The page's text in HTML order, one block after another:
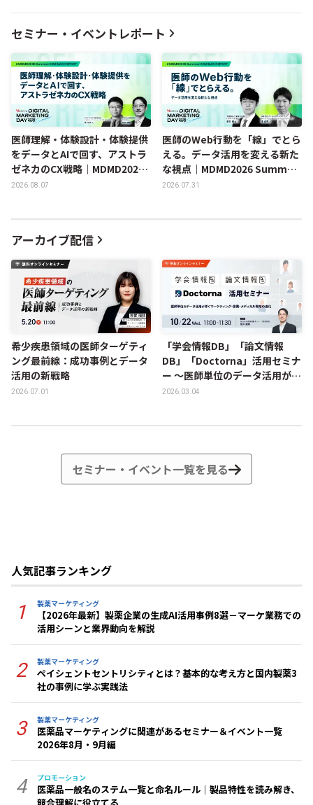
セミナー・イベントレポート
医師理解・体験設計・体験提供
をデータとAIで回す、アストラ
ゼネカのCX戦略｜MDMD2026
Summerレポート
2026.08.07
医師のWeb行動を「線」でとら
える。データ活用を変える新た
な視点｜MDMD2026 Summer
レポート
2026.07.31
アーカイブ配信
希少疾患領域の医師ターゲティ
ング最前線：成功事例とデータ
活用の新戦略
2026.07.01
「学会情報DB」「論文情報
DB」「Doctorna」活用セミナ
ー ～医師単位のデータ活用が導
くマーケティング・営業・メデ
2026.03.04
セミナー・イベント一覧を見る
人気記事ランキング
1 製薬マーケティング
【2026年最新】製薬企業の生成AI活用事例8選－マーケ業務での
活用シーンと業界動向を解説
2 製薬マーケティング
ペイシェントセントリシティとは？基本的な考え方と国内製薬3
社の事例に学ぶ実践法
3 製薬マーケティング
医薬品マーケティングに関連があるセミナー＆イベント一覧
2026年8月・9月編
4 プロモーション
医薬品一般名のステム一覧と命名ルール｜製品特性を読み解き、